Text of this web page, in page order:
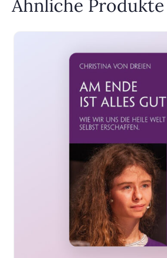
Ähnliche Produkte